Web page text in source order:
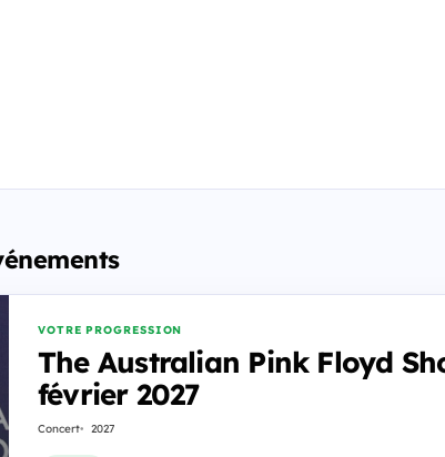
VOTRE PROGRESSION
The Australian Pink Floyd
février 2027
Concert 2027